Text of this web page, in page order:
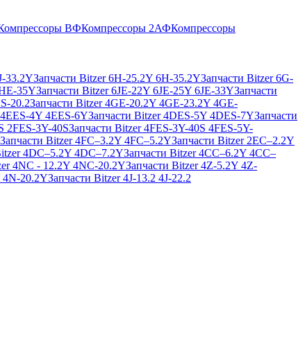
ВФКомпрессоры 2АФКомпрессоры
33.2YЗапчасти Bitzer 6H-25.2Y 6H-35.2YЗапчасти Bitzer 6G-
35YЗапчасти Bitzer 6JE-22Y 6JE-25Y 6JE-33YЗапчасти
20.2Запчасти Bitzer 4GE-20.2Y 4GE-23.2Y 4GE-
4Y 4EES-6YЗапчасти Bitzer 4DES-5Y 4DES-7YЗапчасти
2FES-3Y-40SЗапчасти Bitzer 4FES-3Y-40S 4FES-5Y-
Запчасти Bitzer 4FC–3.2Y 4FC–5.2YЗапчасти Bitzer 2EC–2.2Y
4DC–5.2Y 4DC–7.2YЗапчасти Bitzer 4CC–6.2Y 4CC–
4NC - 12.2Y 4NC-20.2YЗапчасти Bitzer 4Z-5.2Y 4Z-
4N-20.2YЗапчасти Bitzer 4J‐13.2 4J‐22.2